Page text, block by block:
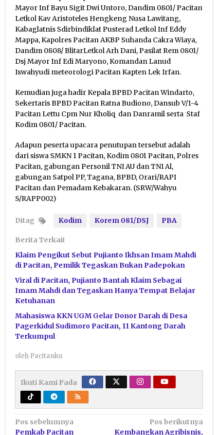
Mayor Inf Bayu Sigit Dwi Untoro, Dandim 0801/ Pacitan
Letkol Kav Aristoteles Hengkeng Nusa Lawitang,
Kabaglatnis Sdirbindiklat Pusterad Letkol Inf Eddy
Mappa, Kapolres Pacitan AKBP Suhanda Cakra Wiaya,
Dandim 0808/ BlitarLetkol Arh Dani, Pasilat Rem 0801/
Dsj Mayor Inf Edi Maryono, Komandan Lanud
Iswahyudi meteorologi Pacitan Kapten Lek Irfan.
Kemudian juga hadir Kepala BPBD Pacitan Windarto,
Sekertaris BPBD Pacitan Ratna Budiono, Dansub V/1-4
Pacitan Lettu Cpm Nur Kholiq dan Danramil serta Staf
Kodim 0801/ Pacitan.
Adapun peserta upacara penutupan tersebut adalah
dari siswa SMKN​ 1 Pacitan, Kodim 0801 Pacitan, Polres
Pacitan, gabungan Personil TNI AU dan TNI Al,
gabungan Satpol PP, Tagana, BPBD, Orari/RAPI
Pacitan dan Pemadam Kebakaran. (SRW/Wahyu
S/RAPP002)
Ditag Kodim Korem 081/DSJ PBA
Berita Terkait
Klaim Pengikut Sebut Pujianto Ikhsan Imam Mahdi
di Pacitan, Pemilik Tegaskan Bukan Padepokan
Viral di Pacitan, Pujianto Bantah Klaim Sebagai
Imam Mahdi dan Tegaskan Hanya Tempat Belajar
Ketuhanan
Mahasiswa KKN UGM Gelar Donor Darah di Desa
Pagerkidul Sudimoro Pacitan, 11 Kantong Darah
Terkumpul
oleh Pacitanku
Ikuti Kami Pada
Navigasi
Pos sebelumnya
Pemkab Pacitan
Pos berikutnya
Kembangkan Agribisnis,